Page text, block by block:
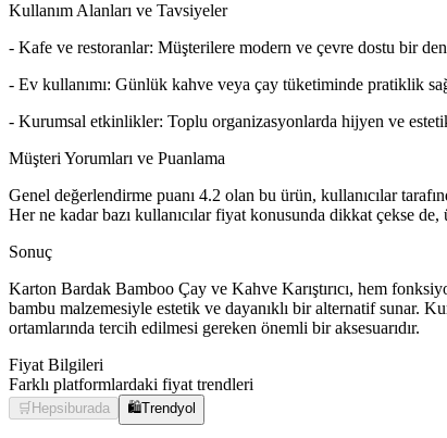
Kullanım Alanları ve Tavsiyeler
- Kafe ve restoranlar: Müşterilere modern ve çevre dostu bir
- Ev kullanımı: Günlük kahve veya çay tüketiminde pratiklik
- Kurumsal etkinlikler: Toplu organizasyonlarda hijyen ve
Müşteri Yorumları ve Puanlama
Genel değerlendirme puanı 4.2 olan bu ürün, kullanıcılar
Her ne kadar bazı kullanıcılar fiyat konusunda dikkat çekse
Sonuç
Karton Bardak Bamboo Çay ve Kahve Karıştırıcı, hem
bambu malzemesiyle estetik ve dayanıklı bir alternatif sunar.
ortamlarında tercih edilmesi gereken önemli bir aksesuarıdır.
Fiyat Bilgileri
Farklı platformlardaki fiyat trendleri
🛒 Hepsiburada 🛍️Trendyol